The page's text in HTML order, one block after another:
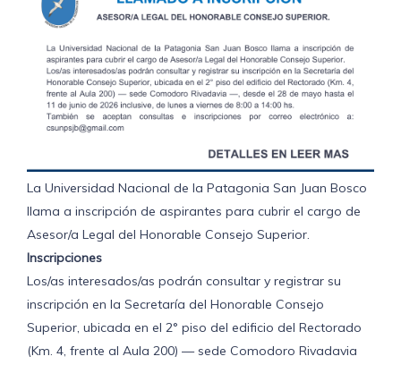
La Universidad Nacional de la Patagonia San Juan Bosco
llama a inscripción de aspirantes para cubrir el cargo de
Asesor/a Legal del Honorable Consejo Superior.
Inscripciones
Los/as interesados/as podrán consultar y registrar su
inscripción en la Secretaría del Honorable Consejo
Superior, ubicada en el 2° piso del edificio del Rectorado
(Km. 4, frente al Aula 200) — sede Comodoro Rivadavia